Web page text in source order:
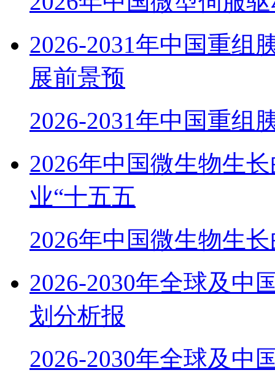
2026-2031年中国重组
展前景预
2026-2031年中国重组
2026年中国微生物生
业“十五五
2026年中国微生物生
2026-2030年全球及中
划分析报
2026-2030年全球及中